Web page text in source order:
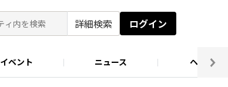
詳細検索 ログイン
イベント ニュース ヘルプ